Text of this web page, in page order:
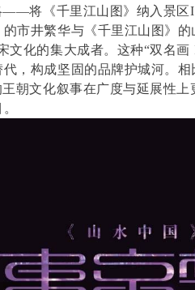
——将《千里江山图》纳入景区
市井繁华与《千里江山图》
文化的集大成者。这种“双名
，构成坚固的品牌护城河。
王朝文化叙事在广度与延展性